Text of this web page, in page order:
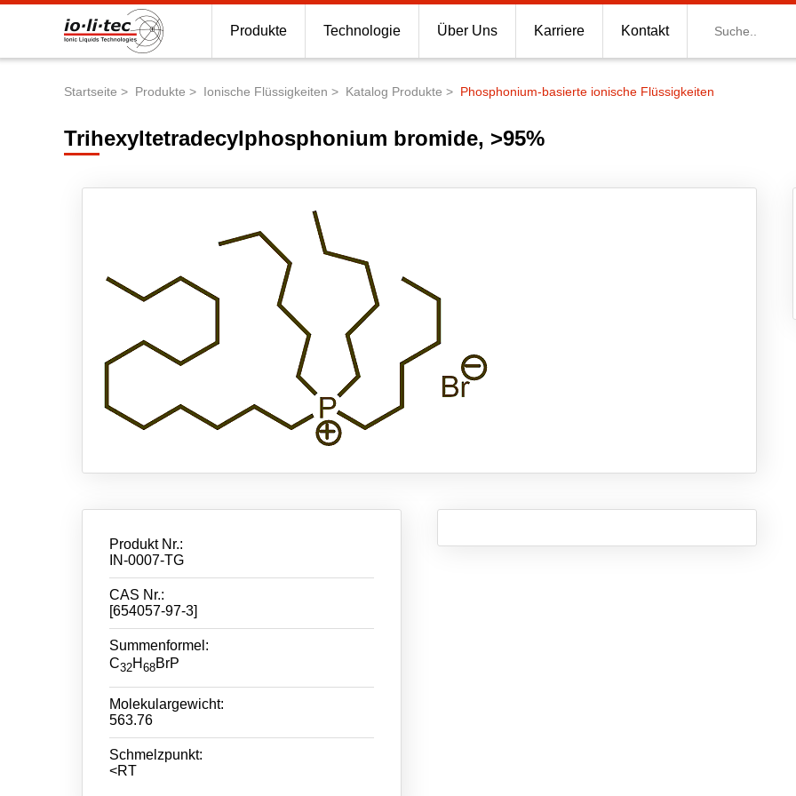
Produkte Technologie Über Uns Karriere Kontakt
Startseite Produkte Ionische Flüssigkeiten Katalog Produkte Phosphonium-basierte ionische Flüssigkeiten
Trihexyltetradecylphosphonium bromide, >95%
Produkt Nr.:
IN-0007-TG
CAS Nr.:
[654057-97-3]
Summenformel:
C32H 68BrP
Molekulargewicht:
563.76
Schmelzpunkt:
<RT